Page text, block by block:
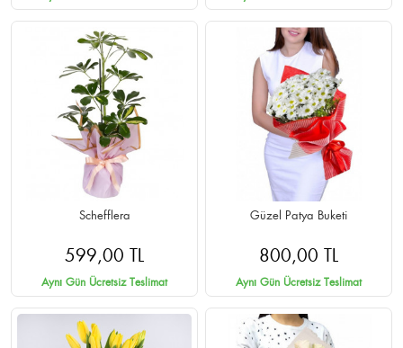
Schefflera
599,00 TL
Aynı Gün Ücretsiz Teslimat
Güzel Patya Buketi
800,00 TL
Aynı Gün Ücretsiz Teslimat